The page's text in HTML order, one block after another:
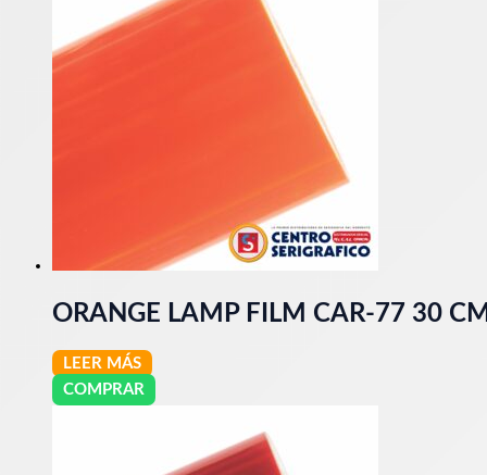
ORANGE LAMP FILM CAR-77 30
LEER MÁS
COMPRAR